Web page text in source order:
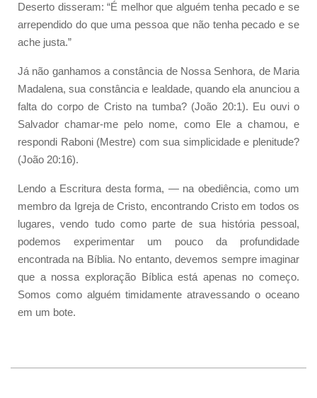
Deserto disseram: “É melhor que alguém tenha pecado e se
arrependido do que uma pessoa que não tenha pecado e se
ache justa.”
Já não ganhamos a constância de Nossa Senhora, de Maria
Madalena, sua constância e lealdade, quando ela anunciou a
falta do corpo de Cristo na tumba? (João 20:1). Eu ouvi o
Salvador chamar-me pelo nome, como Ele a chamou, e
respondi Raboni (Mestre) com sua simplicidade e plenitude?
(João 20:16).
Lendo a Escritura desta forma, — na obediência, como um
membro da Igreja de Cristo, encontrando Cristo em todos os
lugares, vendo tudo como parte de sua história pessoal,
podemos experimentar um pouco da profundidade
encontrada na Bíblia. No entanto, devemos sempre imaginar
que a nossa exploração Bíblica está apenas no começo.
Somos como alguém timidamente atravessando o oceano
em um bote.